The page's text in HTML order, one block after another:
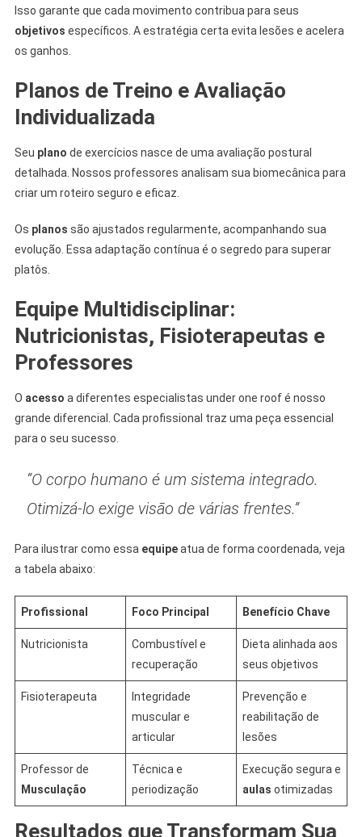
Isso garante que cada movimento contribua para seus
objetivos específicos. A estratégia certa evita lesões e acelera
os ganhos.
Planos de Treino e Avaliação
Individualizada
Seu plano de exercícios nasce de uma avaliação postural
detalhada. Nossos professores analisam sua biomecânica para
criar um roteiro seguro e eficaz.
Os planos são ajustados regularmente, acompanhando sua
evolução. Essa adaptação contínua é o segredo para superar
platôs.
Equipe Multidisciplinar:
Nutricionistas, Fisioterapeutas e
Professores
O acesso a diferentes especialistas under one roof é nosso
grande diferencial. Cada profissional traz uma peça essencial
para o seu sucesso.
“O corpo humano é um sistema integrado.
Otimizá-lo exige visão de várias frentes.”
Para ilustrar como essa equipeatua de forma coordenada, veja
a tabela abaixo:
Profissional Foco Principal Benefício Chave
Nutricionista
Combustível e
recuperação
Dieta alinhada aos
seus objetivos
Fisioterapeuta
Integridade
muscular e
articular
Prevenção e
reabilitação de
lesões
Professor de
Musculação
Técnica e
periodização
Execução segura e
aulas otimizadas
Resultados que Transformam Sua